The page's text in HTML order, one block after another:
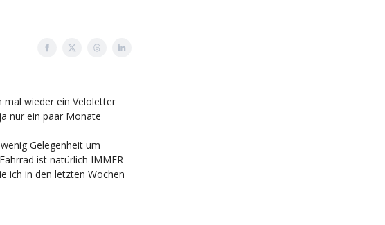
wieder ein Veloletter
nur ein paar Monate
Gelegenheit um
ist natürlich IMMER
ich in den letzten Wochen